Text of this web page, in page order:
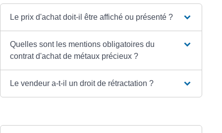
Le prix d'achat doit-il être affiché ou présenté ?
Quelles sont les mentions obligatoires du
contrat d'achat de métaux précieux ?
Le vendeur a-t-il un droit de rétractation ?